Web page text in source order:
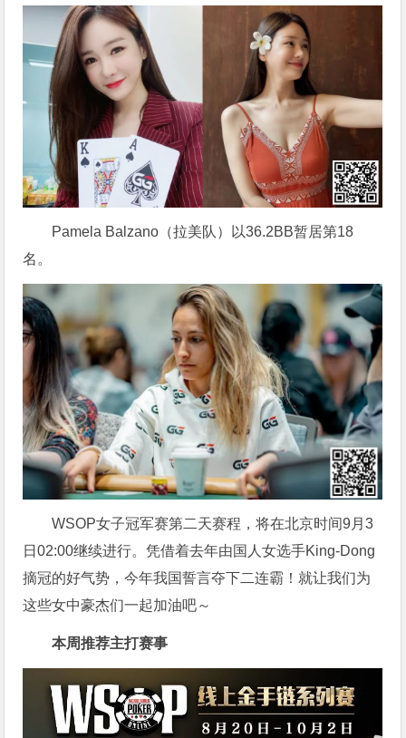
Pamela Balzano（拉美队）以36.2BB暂居第18
名。
WSOP女子冠军赛第二天赛程，将在北京时间9月3
日02:00继续进行。凭借着去年由国人女选手King-Dong
摘冠的好气势，今年我国誓言夺下二连霸！就让我们为
这些女中豪杰们一起加油吧～
本周推荐主打赛事